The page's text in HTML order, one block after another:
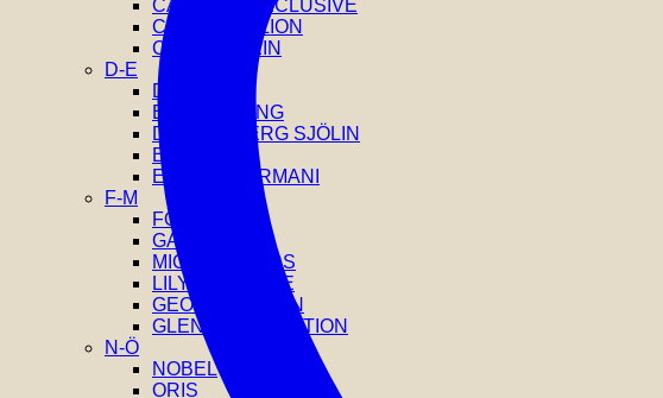
CATWALK EXCLUSIVE
COEUR DE LION
CALVIN KLEIN
D-E
DIESEL
EFVA ATTLING
DRAKENBERG SJÖLIN
EDBLAD
EMPORIO ARMANI
F-M
FOSSIL
GANT
MICHAEL KORS
LILY AND ROSE
GEORG JENSEN
GLENSIA SELECTION
N-Ö
NOBEL
ORIS